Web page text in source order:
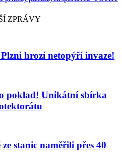
ZPRÁVY
hrozí netopýří invaze!
poklad! Unikátní sbírka
stanic naměřili přes 40